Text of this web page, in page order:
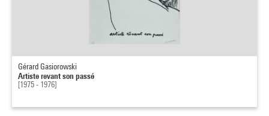
Gérard Gasiorowski
Artiste revant son passé
[1975 - 1976]